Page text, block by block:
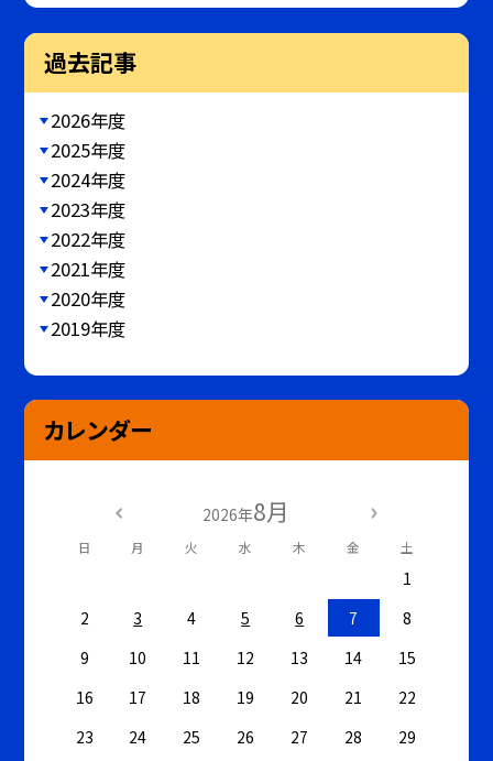
過去記事
2026年度
2025年度
2024年度
2023年度
2022年度
2021年度
2020年度
2019年度
カレンダー
2026年8月
日 月 火 水 木 金 土
1
2
3 4 5 6 7
8
9
10 11 12 13 14
15
16
17 18 19 20 21
22
23
24 25 26 27 28
29